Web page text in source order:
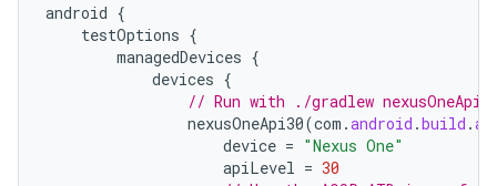
android {
testOptions {
managedDevices {
devices {
// Run with ./gradlew
nexusOneApi30(com .android .build .
device = "Nexus One"
apiLevel = 30